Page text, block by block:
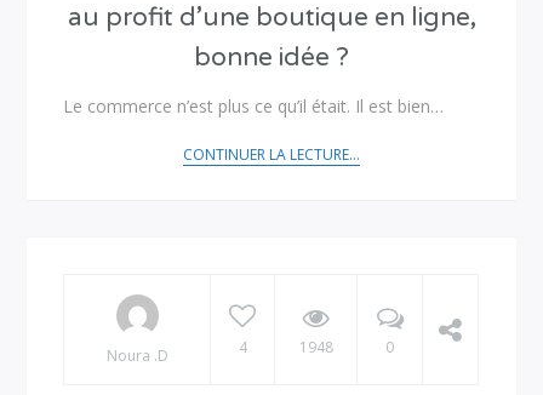
au profit d’une boutique en ligne,
bonne idée ?
Le commerce n’est plus ce qu’il était. Il est bien…
CONTINUER LA LECTURE...
Noura .D 4 1948 0